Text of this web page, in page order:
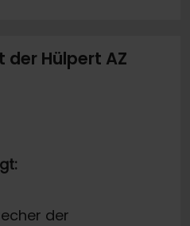
Hülpert AZ
der